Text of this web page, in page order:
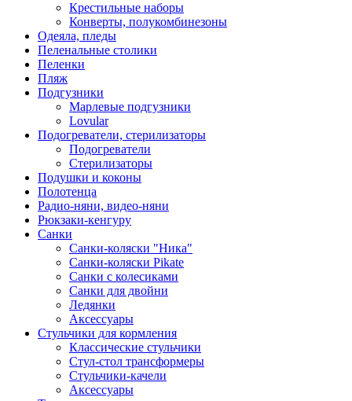
Крестильные наборы
Конверты, полукомбинезоны
Одеяла, пледы
Пеленальные столики
Пеленки
Пляж
Подгузники
Марлевые подгузники
Lovular
Подогреватели, стерилизаторы
Подогреватели
Стерилизаторы
Подушки и коконы
Полотенца
Радио-няни, видео-няни
Рюкзаки-кенгуру
Санки
Санки-коляски "Ника"
Санки-коляски Pikate
Санки с колесиками
Санки для двойни
Ледянки
Аксессуары
Стульчики для кормления
Классические стульчики
Стул-стол трансформеры
Стульчики-качели
Аксессуары